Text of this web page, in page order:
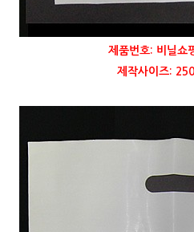
제품번호: 비닐쇼
제작사이즈: